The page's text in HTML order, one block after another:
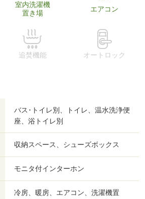
室内洗濯機
置き場
エアコン
追焚機能 オートロック
バス･トイレ別、トイレ、温水洗浄便
座、浴トイレ別
収納スペース、シューズボックス
モニタ付インターホン
冷房、暖房、エアコン、洗濯機置